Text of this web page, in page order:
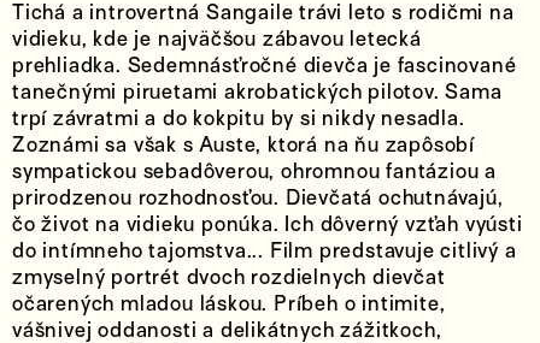
Tichá a introvertná Sangaile trávi leto s rodičmi na
vidieku, kde je najväčšou zábavou letecká
prehliadka. Sedemnásťročné dievča je fascinované
tanečnými piruetami akrobatických pilotov. Sama
trpí závratmi a do kokpitu by si nikdy nesadla.
Zoznámi sa však s Auste, ktorá na ňu zapôsobí
sympatickou sebadôverou, ohromnou fantáziou a
prirodzenou rozhodnosťou. Dievčatá ochutnávajú,
čo život na vidieku ponúka. Ich dôverný vzťah vyústi
do intímneho tajomstva... Film predstavuje citlivý a
zmyselný portrét dvoch rozdielnych dievčat
očarených mladou láskou. Príbeh o intimite,
vášnivej oddanosti a delikátnych zážitkoch,